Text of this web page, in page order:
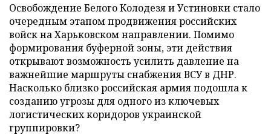
Освобождение Белого Колодезя и Устиновки стало
очередным этапом продвижения российских
войск на Харьковском направлении. Помимо
формирования буферной зоны, эти действия
открывают возможность усилить давление на
важнейшие маршруты снабжения ВСУ в ДНР.
Насколько близко российская армия подошла к
созданию угрозы для одного из ключевых
логистических коридоров украинской
группировки?